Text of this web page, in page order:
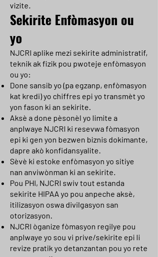
vizite.
Sekirite Enfòmasyon ou
yo
NJCRI aplike mezi sekirite administratif,
teknik ak fizik pou pwoteje enfòmasyon
ou yo:
Done sansib yo (pa egzanp, enfòmasyon
kat kredi) yo chiffres epi yo transmèt yo
yon fason ki an sekirite.
Aksè a done pèsonèl yo limite a
anplwaye NJCRI ki resevwa fòmasyon
epi ki gen yon bezwen biznis dokimante,
dapre akò konfidansyalite.
Sèvè ki estoke enfòmasyon yo sitiye
nan anviwònman ki an sekirite.
Pou PHI, NJCRI swiv tout estanda
sekirite HIPAA yo pou anpeche aksè,
itilizasyon oswa divilgasyon san
otorizasyon.
NJCRI òganize fòmasyon regilye pou
anplwaye yo sou vi prive/sekirite epi li
revize pratik yo detanzantan pou yo rete